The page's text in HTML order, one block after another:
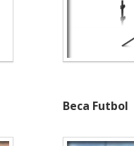
Beca Futbol